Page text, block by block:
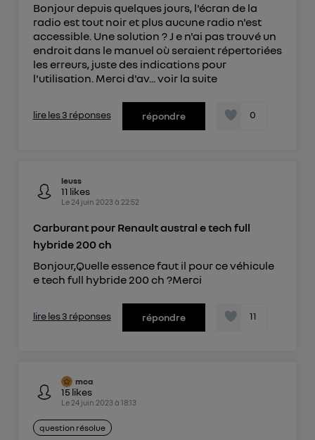
Bonjour depuis quelques jours, l'écran de la
radio est tout noir et plus aucune radio n'est
accessible. Une solution ? J e n'ai pas trouvé un
endroit dans le manuel où seraient répertoriées
les erreurs, juste des indications pour
l'utilisation. Merci d'av...voir la suite
lire les 3 réponses répondre 0
leuss
11 likes
Le 24 juin 2023 à 22:52
Carburant pour Renault austral e tech full
hybride 200 ch
Bonjour,Quelle essence faut il pour ce véhicule
e tech full hybride 200 ch ?Merci
lire les 3 réponses répondre 11
mca
15 likes
Le 24 juin 2023 à 18:13
question résolue